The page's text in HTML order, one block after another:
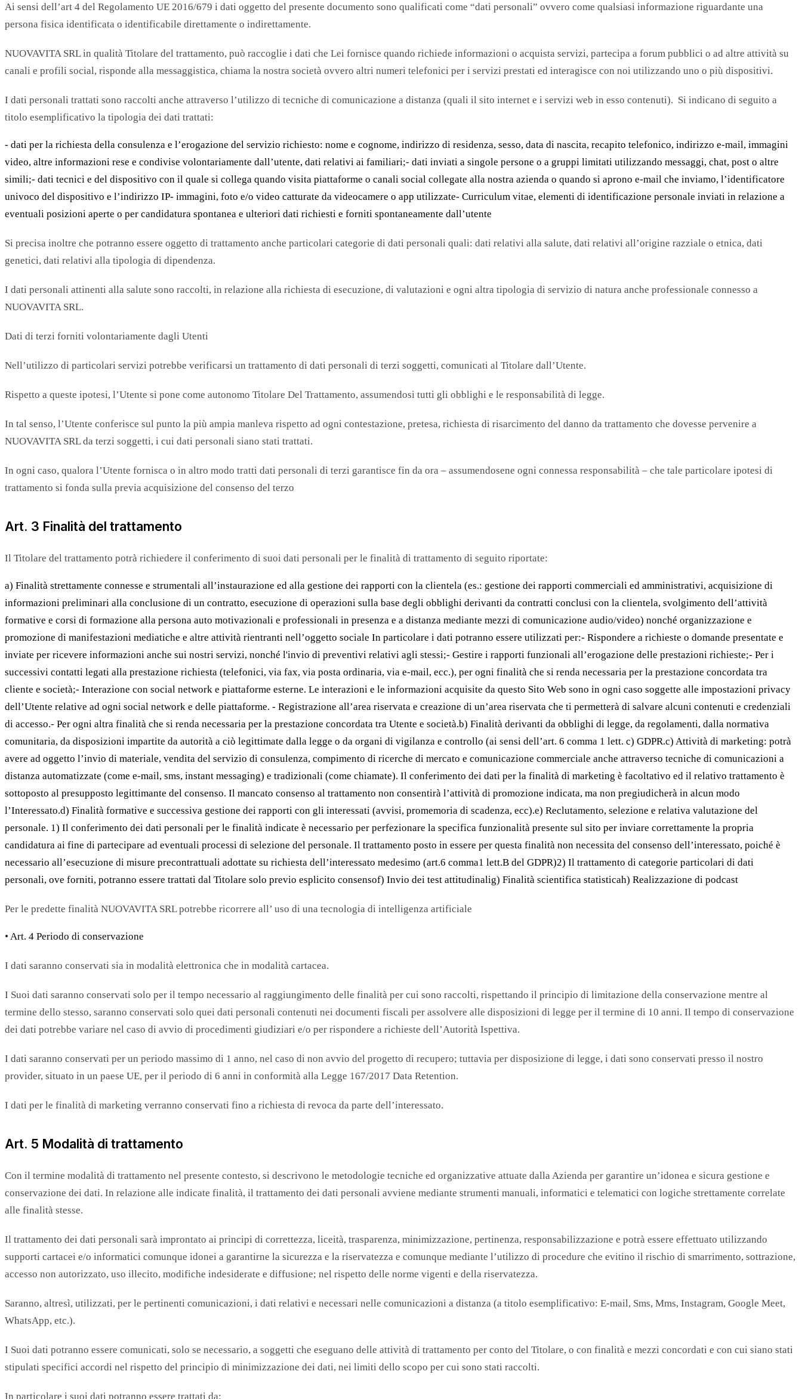
Ai sensi dell’art 4 del Regolamento UE 2016/679 i dati oggetto del presente documento sono qualificati come “dati personali” ovvero come qualsiasi informazione riguardante una
persona fisica identificata o identificabile direttamente o indirettamente.
NUOVAVITA SRL in qualità Titolare del trattamento, può raccoglie i dati che Lei fornisce quando richiede informazioni o acquista servizi, partecipa a forum pubblici o ad altre attività su
canali e profili social, risponde alla messaggistica, chiama la nostra società ovvero altri numeri telefonici per i servizi prestati ed interagisce con noi utilizzando uno o più dispositivi.
I dati personali trattati sono raccolti anche attraverso l’utilizzo di tecniche di comunicazione a distanza (quali il sito internet e i servizi web in esso contenuti). Si indicano di seguito a
titolo esemplificativo la tipologia dei dati trattati:
- dati per la richiesta della consulenza e l’erogazione del servizio richiesto: nome e cognome, indirizzo di residenza, sesso, data di nascita, recapito telefonico, indirizzo e-mail, immagini
video, altre informazioni rese e condivise volontariamente dall’utente, dati relativi ai familiari;- dati inviati a singole persone o a gruppi limitati utilizzando messaggi, chat, post o altre
simili;- dati tecnici e del dispositivo con il quale si collega quando visita piattaforme o canali social collegate alla nostra azienda o quando si aprono e-mail che inviamo, l’identificatore
univoco del dispositivo e l’indirizzo IP- immagini, foto e/o video catturate da videocamere o app utilizzate- Curriculum vitae, elementi di identificazione personale inviati in relazione a
eventuali posizioni aperte o per candidatura spontanea e ulteriori dati richiesti e forniti spontaneamente dall’utente
Si precisa inoltre che potranno essere oggetto di trattamento anche particolari categorie di dati personali quali: dati relativi alla salute, dati relativi all’origine razziale o etnica, dati
genetici, dati relativi alla tipologia di dipendenza.
I dati personali attinenti alla salute sono raccolti, in relazione alla richiesta di esecuzione, di valutazioni e ogni altra tipologia di servizio di natura anche professionale connesso a
NUOVAVITA SRL.
Dati di terzi forniti volontariamente dagli Utenti
Nell’utilizzo di particolari servizi potrebbe verificarsi un trattamento di dati personali di terzi soggetti, comunicati al Titolare dall’Utente.
Rispetto a queste ipotesi, l’Utente si pone come autonomo Titolare Del Trattamento, assumendosi tutti gli obblighi e le responsabilità di legge.
In tal senso, l’Utente conferisce sul punto la più ampia manleva rispetto ad ogni contestazione, pretesa, richiesta di risarcimento del danno da trattamento che dovesse pervenire a
NUOVAVITA SRL da terzi soggetti, i cui dati personali siano stati trattati.
In ogni caso, qualora l’Utente fornisca o in altro modo tratti dati personali di terzi garantisce fin da ora – assumendosene ogni connessa responsabilità – che tale particolare ipotesi di
trattamento si fonda sulla previa acquisizione del consenso del terzo
Art. 3 Finalità del trattamento
Il Titolare del trattamento potrà richiedere il conferimento di suoi dati personali per le finalità di trattamento di seguito riportate:
a) Finalità strettamente connesse e strumentali all’instaurazione ed alla gestione dei rapporti con la clientela (es.: gestione dei rapporti commerciali ed amministrativi, acquisizione di
informazioni preliminari alla conclusione di un contratto, esecuzione di operazioni sulla base degli obblighi derivanti da contratti conclusi con la clientela, svolgimento dell’attività
formative e corsi di formazione alla persona auto motivazionali e professionali in presenza e a distanza mediante mezzi di comunicazione audio/video) nonché organizzazione e
promozione di manifestazioni mediatiche e altre attività rientranti nell’oggetto sociale In particolare i dati potranno essere utilizzati per:- Rispondere a richieste o domande presentate e
inviate per ricevere informazioni anche sui nostri servizi, nonché l'invio di preventivi relativi agli stessi;- Gestire i rapporti funzionali all’erogazione delle prestazioni richieste;- Per i
successivi contatti legati alla prestazione richiesta (telefonici, via fax, via posta ordinaria, via e-mail, ecc.), per ogni finalità che si renda necessaria per la prestazione concordata tra
cliente e società;- Interazione con social network e piattaforme esterne. Le interazioni e le informazioni acquisite da questo Sito Web sono in ogni caso soggette alle impostazioni privacy
dell’Utente relative ad ogni social network e delle piattaforme. - Registrazione all’area riservata e creazione di un’area riservata che ti permetterà di salvare alcuni contenuti e credenziali
di accesso.- Per ogni altra finalità che si renda necessaria per la prestazione concordata tra Utente e società.b) Finalità derivanti da obblighi di legge, da regolamenti, dalla normativa
comunitaria, da disposizioni impartite da autorità a ciò legittimate dalla legge o da organi di vigilanza e controllo (ai sensi dell’art. 6 comma 1 lett. c) GDPR.c) Attività di marketing: potrà
avere ad oggetto l’invio di materiale, vendita del servizio di consulenza, compimento di ricerche di mercato e comunicazione commerciale anche attraverso tecniche di comunicazioni a
distanza automatizzate (come e-mail, sms, instant messaging) e tradizionali (come chiamate). Il conferimento dei dati per la finalità di marketing è facoltativo ed il relativo trattamento è
sottoposto al presupposto legittimante del consenso. Il mancato consenso al trattamento non consentirà l’attività di promozione indicata, ma non pregiudicherà in alcun modo
l’Interessato.d) Finalità formative e successiva gestione dei rapporti con gli interessati (avvisi, promemoria di scadenza, ecc).e) Reclutamento, selezione e relativa valutazione del
personale. 1) Il conferimento dei dati personali per le finalità indicate è necessario per perfezionare la specifica funzionalità presente sul sito per inviare correttamente la propria
candidatura ai fine di partecipare ad eventuali processi di selezione del personale. Il trattamento posto in essere per questa finalità non necessita del consenso dell’interessato, poiché è
necessario all’esecuzione di misure precontrattuali adottate su richiesta dell’interessato medesimo (art.6 comma1 lett.B del GDPR)2) Il trattamento di categorie particolari di dati
personali, ove forniti, potranno essere trattati dal Titolare solo previo esplicito consensof) Invio dei test attitudinalig) Finalità scientifica statisticah) Realizzazione di podcast
Per le predette finalità NUOVAVITA SRL potrebbe ricorrere all’ uso di una tecnologia di intelligenza artificiale
• Art. 4 Periodo di conservazione
I dati saranno conservati sia in modalità elettronica che in modalità cartacea.
I Suoi dati saranno conservati solo per il tempo necessario al raggiungimento delle finalità per cui sono raccolti, rispettando il principio di limitazione della conservazione mentre al
termine dello stesso, saranno conservati solo quei dati personali contenuti nei documenti fiscali per assolvere alle disposizioni di legge per il termine di 10 anni. Il tempo di conservazione
dei dati potrebbe variare nel caso di avvio di procedimenti giudiziari e/o per rispondere a richieste dell’Autorità Ispettiva.
I dati saranno conservati per un periodo massimo di 1 anno, nel caso di non avvio del progetto di recupero; tuttavia per disposizione di legge, i dati sono conservati presso il nostro
provider, situato in un paese UE, per il periodo di 6 anni in conformità alla Legge 167/2017 Data Retention.
I dati per le finalità di marketing verranno conservati fino a richiesta di revoca da parte dell’interessato.
Art. 5 Modalità di trattamento
Con il termine modalità di trattamento nel presente contesto, si descrivono le metodologie tecniche ed organizzative attuate dalla Azienda per garantire un’idonea e sicura gestione e
conservazione dei dati. In relazione alle indicate finalità, il trattamento dei dati personali avviene mediante strumenti manuali, informatici e telematici con logiche strettamente correlate
alle finalità stesse.
Il trattamento dei dati personali sarà improntato ai principi di correttezza, liceità, trasparenza, minimizzazione, pertinenza, responsabilizzazione e potrà essere effettuato utilizzando
supporti cartacei e/o informatici comunque idonei a garantirne la sicurezza e la riservatezza e comunque mediante l’utilizzo di procedure che evitino il rischio di smarrimento, sottrazione,
accesso non autorizzato, uso illecito, modifiche indesiderate e diffusione; nel rispetto delle norme vigenti e della riservatezza.
Saranno, altresì, utilizzati, per le pertinenti comunicazioni, i dati relativi e necessari nelle comunicazioni a distanza (a titolo esemplificativo: E-mail, Sms, Mms, Instagram, Google Meet,
WhatsApp, etc.).
I Suoi dati potranno essere comunicati, solo se necessario, a soggetti che eseguano delle attività di trattamento per conto del Titolare, o con finalità e mezzi concordati e con cui siano stati
stipulati specifici accordi nel rispetto del principio di minimizzazione dei dati, nei limiti dello scopo per cui sono stati raccolti.
In particolare i suoi dati potranno essere trattati da: